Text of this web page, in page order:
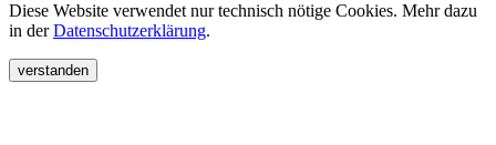
Diese Website verwendet nur technisch nötige Cookies. Mehr dazu
in derDatenschutzerklärung.
verstanden